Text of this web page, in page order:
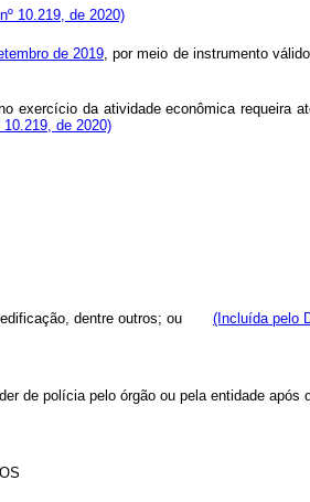
10.219, de 2020)
de 2019, por meio de instrumento
exercício da atividade econômica requeira
de 2020)
edificação, dentre outros; ou (Incluída pelo
de polícia pelo órgão ou pela entidade após